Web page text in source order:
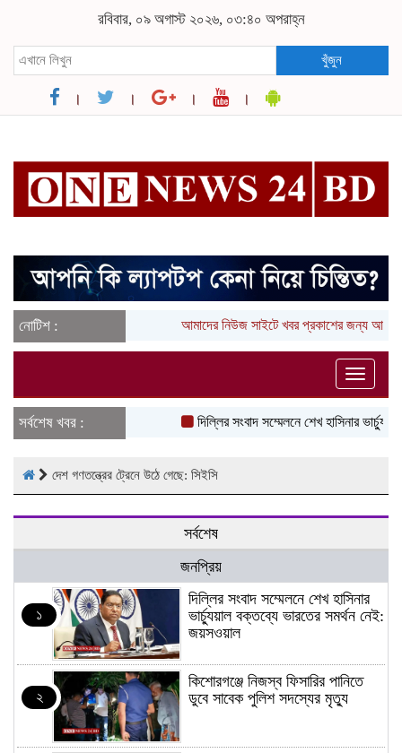
রবিবার, ০৯ অগাস্ট ২০২৬, ০৩:৪০ অপরাহ্ন
খুঁজুন
নোটিশ : আমাদের নিউজ সাইটে খবর প্রকাশের জন্য
Toggle
সর্বশেষ খবর :
দিল্লির সংবাদ সম্মেলনে শেখ হাসিনার
দেশ গণতন্ত্রের ট্রেনে উঠে গেছে: সিইসি
সর্বশেষ
জনপ্রিয়
১
দিল্লির সংবাদ সম্মেলনে শেখ হাসিনার
ভার্চ্যুয়াল বক্তব্যে ভারতের সমর্থন নেই:
জয়সওয়াল
২
কিশোরগঞ্জে নিজস্ব ফিসারির পানিতে
ডুবে সাবেক পুলিশ সদস্যের মৃত্যু